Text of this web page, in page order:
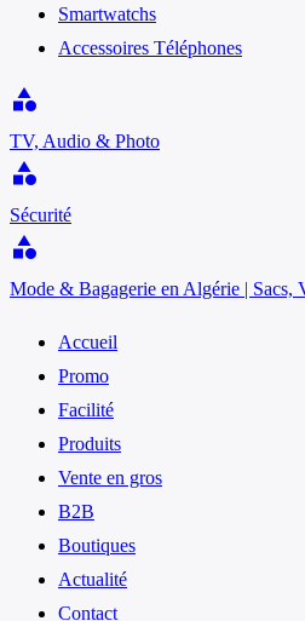
Smartwatchs
Accessoires Téléphones
category
TV, Audio & Photo
category
Sécurité
category
Mode & Bagagerie en Algérie | Sacs,
Accueil
Promo
Facilité
Produits
Vente en gros
B2B
Boutiques
Actualité
Contact